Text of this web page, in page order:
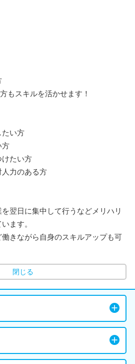
もスキルを活かせます！
たい方
方
けたい方
人力のある方
翌日に集中して行うなどメリハリ
ます。
きながら自身のスキルアップも可
閉じる